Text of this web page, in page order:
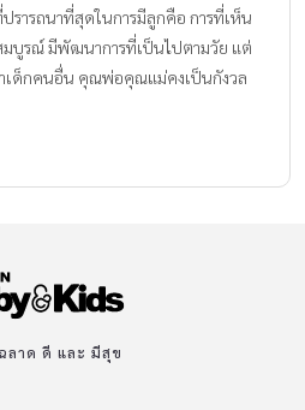
ารถนาที่สุดในการมีลูกคือ การที่เห็น
มบูรณ์ มีพัฒนาการที่เป็นไปตามวัย แต่
เด็กคนอื่น คุณพ่อคุณแม่คงเป็นกังวล
ลาด ดี และ มีสุข